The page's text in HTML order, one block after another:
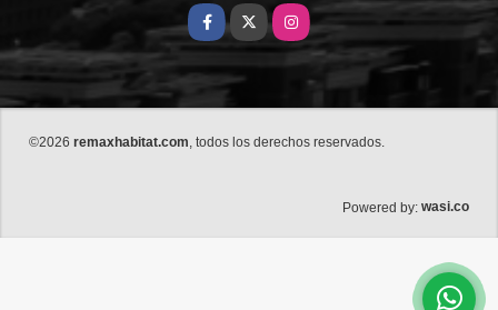
Facebook
X Instagram
©2026 remaxhabitat.com, todos los derechos reservados.
Powered by: wasi.co